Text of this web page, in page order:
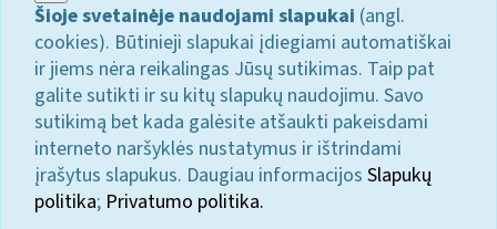
Šioje svetainėje naudojami slapukai (angl.
cookies). Būtinieji slapukai įdiegiami automatiškai
ir jiems nėra reikalingas Jūsų sutikimas. Taip pat
galite sutikti ir su kitų slapukų naudojimu. Savo
sutikimą bet kada galėsite atšaukti pakeisdami
interneto naršyklės nustatymus ir ištrindami
įrašytus slapukus. Daugiau informacijos Slapukų
politika; Privatumo politika.